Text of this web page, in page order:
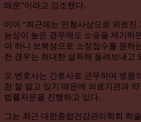
때문”이라고 강조했다.
이어 “최근에는 민형사상으로 의료진
능성이 높은 경우에도 소송을 제기하
야 하니 보복성으로 소장접수를 원하
한 경우는 최대한 설득해 돌려보내고
오 변호사는 간호사로 근무하며 병원
한 잘 알고 있기 때문에 의료기관과
법률자문을 진행하고 있다.
그는 최근 대한종합건강관리학회 학